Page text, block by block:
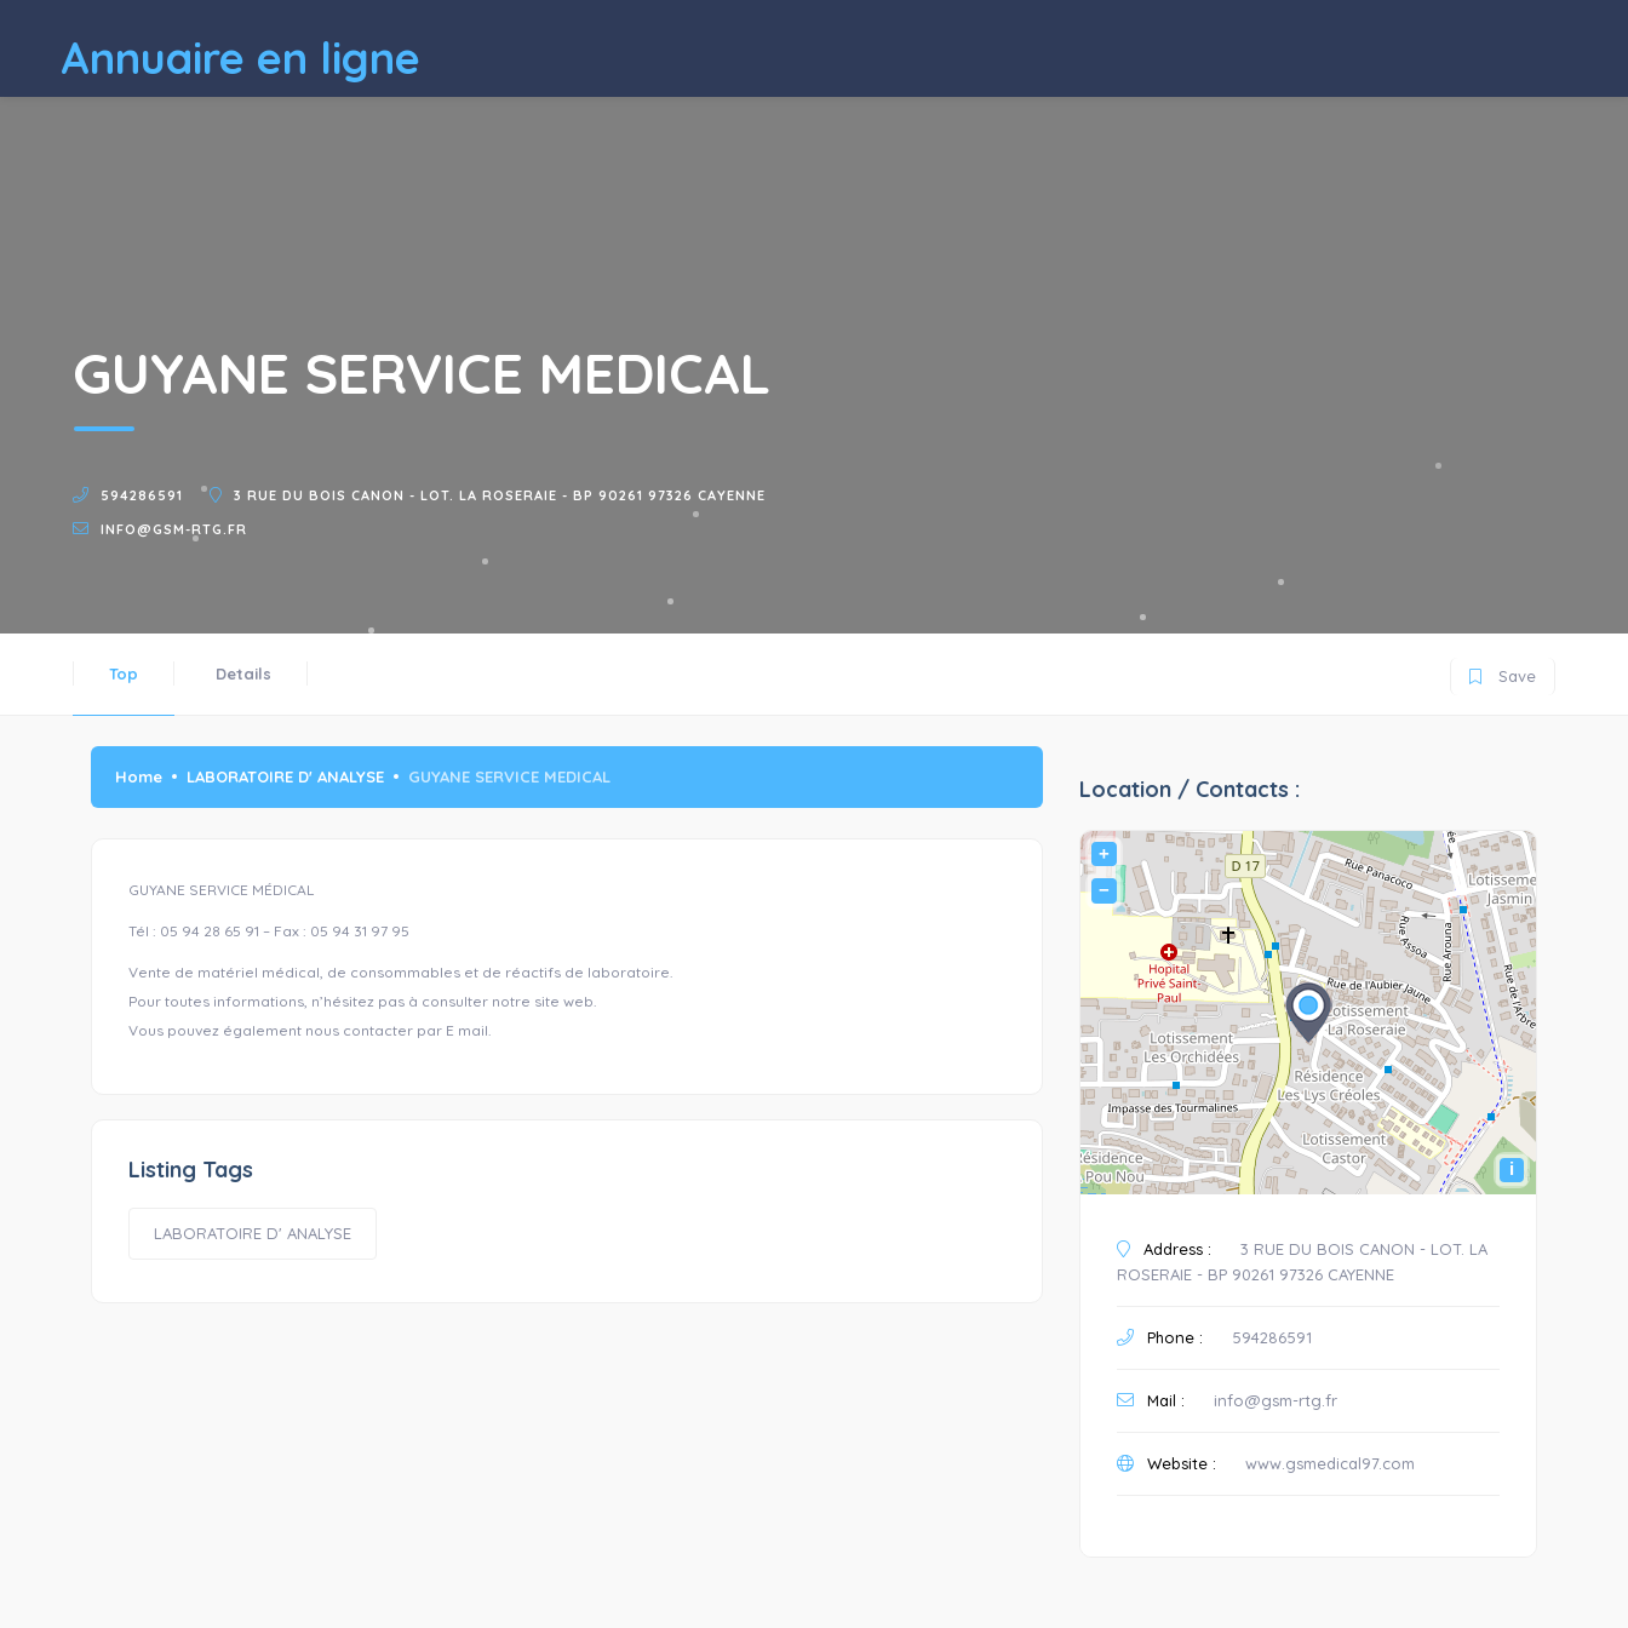
Annuaire en ligne
GUYANE SERVICE MEDICAL
594286591
3 RUE DU BOIS CANON - LOT. LA ROSERAIE - BP 90261 97326 CAYENNE
INFO@GSM-RTG.FR
Top Details Save
Home LABORATOIRE D' ANALYSE GUYANE SERVICE MEDICAL
GUYANE SERVICE MÉDICAL
Tél : 05 94 28 65 91 – Fax : 05 94 31 97 95
Vente de matériel médical, de consommables et de réactifs de laboratoire.
Pour toutes informations, n’hésitez pas à consulter notre site web.
Vous pouvez également nous contacter par E mail.
Listing Tags
LABORATOIRE D' ANALYSE
Location / Contacts :
+
−
i
Address :
3 RUE DU BOIS CANON - LOT. LA
ROSERAIE - BP 90261 97326 CAYENNE
Phone : 594286591
Mail : info@gsm-rtg.fr
Website : www.gsmedical97.com